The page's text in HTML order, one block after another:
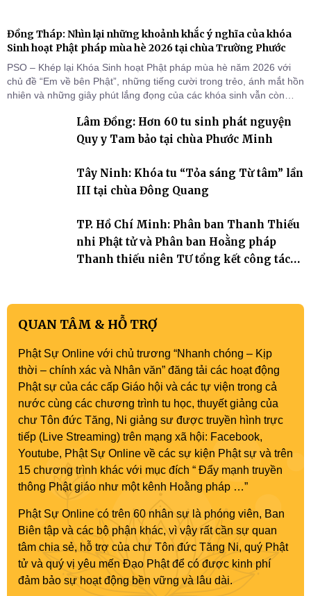
Đồng Tháp: Nhìn lại những khoảnh khắc ý nghĩa của khóa
Sinh hoạt Phật pháp mùa hè 2026 tại chùa Trường Phước
PSO – Khép lại Khóa Sinh hoạt Phật pháp mùa hè năm 2026 với
chủ đề “Em về bên Phật”, những tiếng cười trong trẻo, ánh mắt hồn
nhiên và những giây phút lắng đọng của các khóa sinh vẫn còn
Tháp). Những tuần tu học ngắn ngủi nhưng đã trở thành hành
trang quý báu, gieo những hạt giống thiện l
Lâm Đồng: Hơn 60 tu sinh phát nguyện
Quy y Tam bảo tại chùa Phước Minh
Tây Ninh: Khóa tu “Tỏa sáng Từ tâm” lần
III tại chùa Đông Quang
TP. Hồ Chí Minh: Phân ban Thanh Thiếu
nhi Phật tử và Phân ban Hoằng pháp
Thanh thiếu niên TƯ tổng kết công tác
QUAN TÂM & HỖ TRỢ
Phật Sự Online với chủ trương “Nhanh chóng – Kịp
thời – chính xác và Nhân văn” đăng tải các hoạt động
Phật sự của các cấp Giáo hội và các tự viện trong cả
nước cùng các chương trình tu học, thuyết giảng của
chư Tôn đức Tăng, Ni giảng sư được truyền hình trực
tiếp (Live Streaming) trên mạng xã hội: Facebook,
Youtube, Phật Sự Online về các sự kiện Phật sự và trên
15 chương trình khác với mục đích “ Đẩy mạnh truyền
thông Phật giáo như một kênh Hoằng pháp …”
Phật Sự Online có trên 60 nhân sự là phóng viên, Ban
Biên tập và các bộ phận khác, vì vậy rất cần sự quan
tâm chia sẻ, hỗ trợ của chư Tôn đức Tăng Ni, quý Phật
tử và quý vị yêu mến Đạo Phật để có được kinh phí
đảm bảo sự hoạt động bền vững và lâu dài.